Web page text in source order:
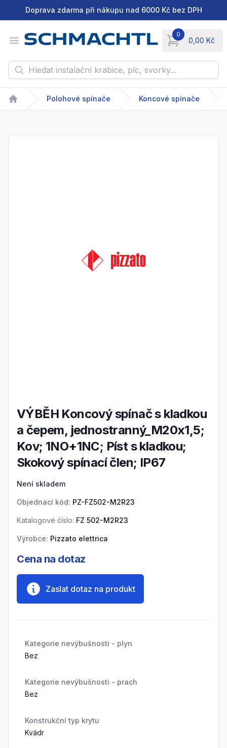
Doprava zdarma při nákupu nad 6000 Kč bez DPH
Open menu
0
0,00 Kč
items in cart,
Hledat instalační krabice, plc, svorky...
Home
Polohové spínače Koncové spínače
VÝBĚH Koncový spínač s kladkou
a čepem, jednostranný_M20x1,5;
Kov; 1NO+1NC; Píst s kladkou;
Skokový spínací člen; IP67
Není skladem
Objednací kód: PZ-FZ502-M2R23
Katalogové číslo: FZ 502-M2R23
Výrobce: Pizzato elettrica
Cena na dotaz
Zaslat dotaz na produkt
Kategorie nevýbušnosti - plyn
Bez
Kategorie nevýbušnosti - prach
Bez
Konstrukční typ krytu
Kvádr